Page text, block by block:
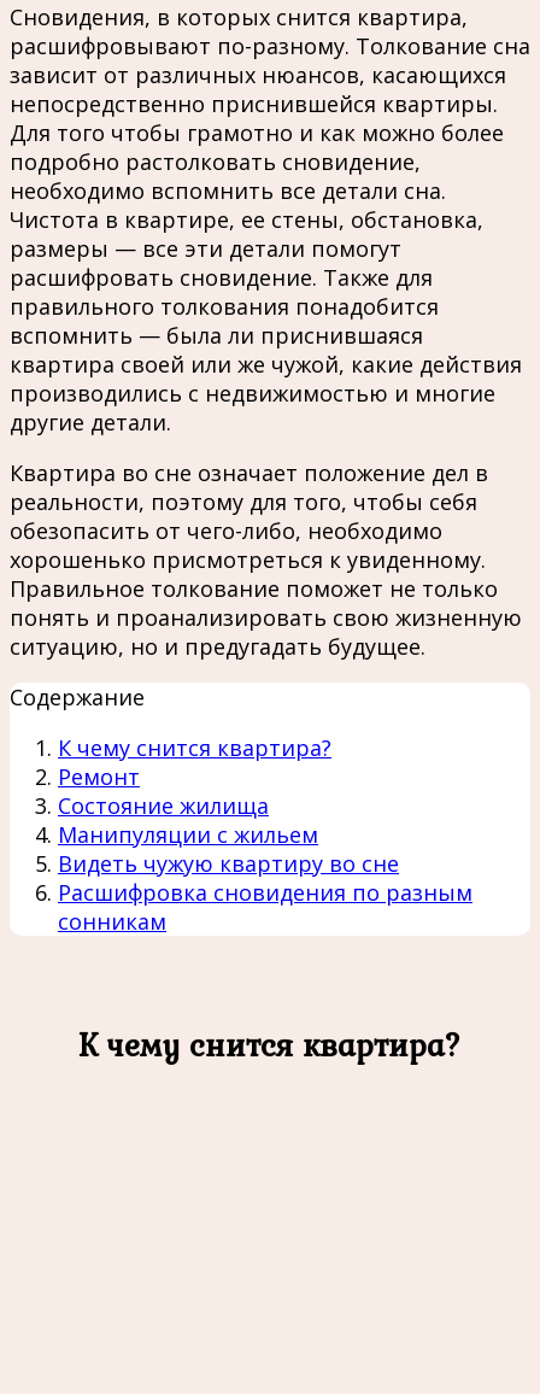
Сновидения, в которых снится квартира,
расшифровывают по-разному. Толкование сна
зависит от различных нюансов, касающихся
непосредственно приснившейся квартиры.
Для того чтобы грамотно и как можно более
подробно растолковать сновидение,
необходимо вспомнить все детали сна.
Чистота в квартире, ее стены, обстановка,
размеры — все эти детали помогут
расшифровать сновидение. Также для
правильного толкования понадобится
вспомнить — была ли приснившаяся
квартира своей или же чужой, какие действия
производились с недвижимостью и многие
другие детали.
Квартира во сне означает положение дел в
реальности, поэтому для того, чтобы себя
обезопасить от чего-либо, необходимо
хорошенько присмотреться к увиденному.
Правильное толкование поможет не только
понять и проанализировать свою жизненную
ситуацию, но и предугадать будущее.
Содержание
К чему снится квартира?
Ремонт
Состояние жилища
Манипуляции с жильем
Видеть чужую квартиру во сне
Расшифровка сновидения по разным
сонникам
К чему снится квартира?